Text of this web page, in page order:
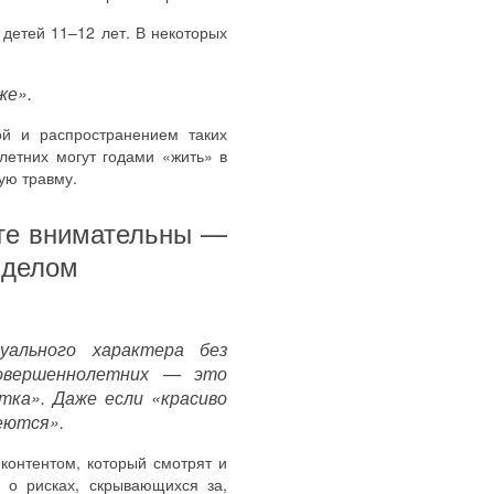
11–12 лет. В некоторых
и распространением таких
могут годами «жить» в
травму.
внимательны —
характера без
— это
Даже если «красиво
который смотрят и
рисках, скрывающихся за,